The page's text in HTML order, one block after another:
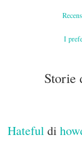
I
Storie
Hateful di